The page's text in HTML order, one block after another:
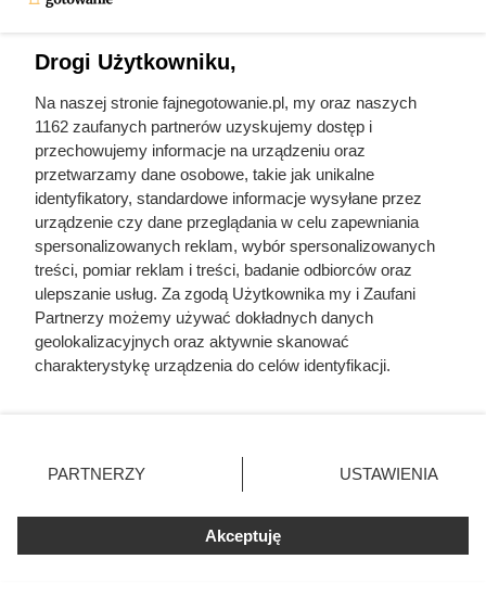
popularny owoc może być
śmiertelnie groźny dla Twojego
pupila
Drogi Użytkowniku,
Na naszej stronie fajnegotowanie.pl, my oraz naszych
1162 zaufanych partnerów uzyskujemy dostęp i
przechowujemy informacje na urządzeniu oraz
przetwarzamy dane osobowe, takie jak unikalne
identyfikatory, standardowe informacje wysyłane przez
urządzenie czy dane przeglądania w celu zapewniania
spersonalizowanych reklam, wybór spersonalizowanych
treści, pomiar reklam i treści, badanie odbiorców oraz
ulepszanie usług. Za zgodą Użytkownika my i Zaufani
Partnerzy możemy używać dokładnych danych
geolokalizacyjnych oraz aktywnie skanować
charakterystykę urządzenia do celów identyfikacji.
zmienić/wycofać klikając przycisk ustawień prywatności
znajdujący się w lewym dolnym rogu strony
rodzaje przetwarzania danych nie wymagają zgody
użytkownika, ale masz prawo sprzeciwić się takiemu
przetwarzaniu. Preferencje będą miały zastosowania tylko
PARTNERZY USTAWIENIA
Akceptuję